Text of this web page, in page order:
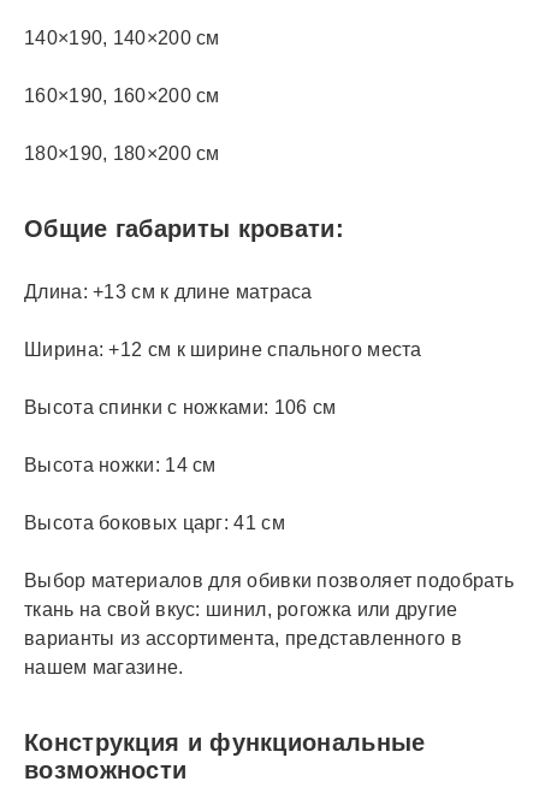
140×190, 140×200 см
160×190, 160×200 см
180×190, 180×200 см
Общие габариты кровати:
Длина: +13 см к длине матраса
Ширина: +12 см к ширине спального места
Высота спинки с ножками: 106 см
Высота ножки: 14 см
Высота боковых царг: 41 см
Выбор материалов для обивки позволяет подобрать
ткань на свой вкус: шинил, рогожка или другие
варианты из ассортимента, представленного в
нашем магазине.
Конструкция и функциональные
возможности